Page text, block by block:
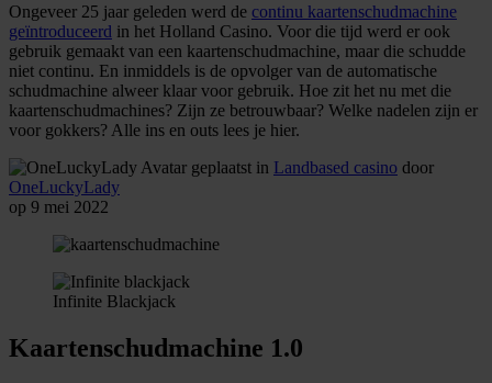
Ongeveer 25 jaar geleden werd de continu kaartenschudmachine
geïntroduceerd in het Holland Casino. Voor die tijd werd er ook
gebruik gemaakt van een kaartenschudmachine, maar die schudde
niet continu. En inmiddels is de opvolger van de automatische
schudmachine alweer klaar voor gebruik. Hoe zit het nu met die
kaartenschudmachines? Zijn ze betrouwbaar? Welke nadelen zijn er
voor gokkers? Alle ins en outs lees je hier.
geplaatst in Landbased casino door
OneLuckyLady
op 9 mei 2022
Infinite Blackjack
Kaartenschudmachine 1.0